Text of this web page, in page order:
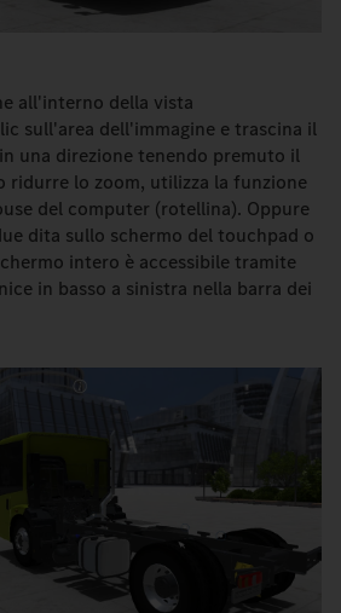
all'interno della vista
sull'area dell'immagine e trascina il
una direzione tenendo premuto il
ridurre lo zoom, utilizza la funzione
del computer (rotellina). Oppure
dita sullo schermo del touchpad o
intero è accessibile tramite
in basso a sinistra nella barra dei